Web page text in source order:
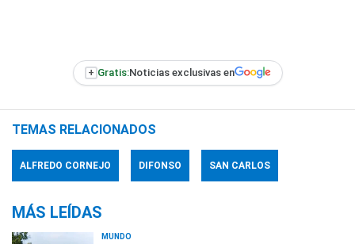
+ Gratis:Noticias exclusivas en
TEMAS RELACIONADOS
ALFREDO CORNEJO DIFONSO SAN CARLOS
MÁS LEÍDAS
MUNDO